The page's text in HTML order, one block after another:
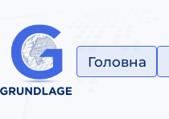
Головна